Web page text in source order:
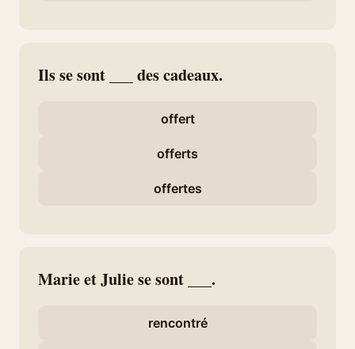
Ils se sont ___ des cadeaux.
offert
offerts
offertes
Marie et Julie se sont ___.
rencontré